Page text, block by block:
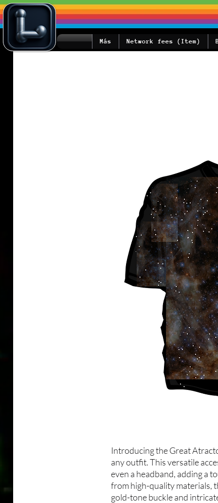
Network fees (Item)
Más
Introducing the Great
any outfit. This versatile
even a headband, adding a
from high-quality materials,
gold-tone buckle and